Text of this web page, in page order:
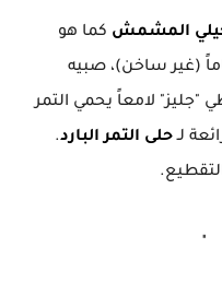
المشمش كما هو
(غير ساخن)، صبيه
"جليز" لامعاً يحمي التمر
لـحلى التمر البارد.